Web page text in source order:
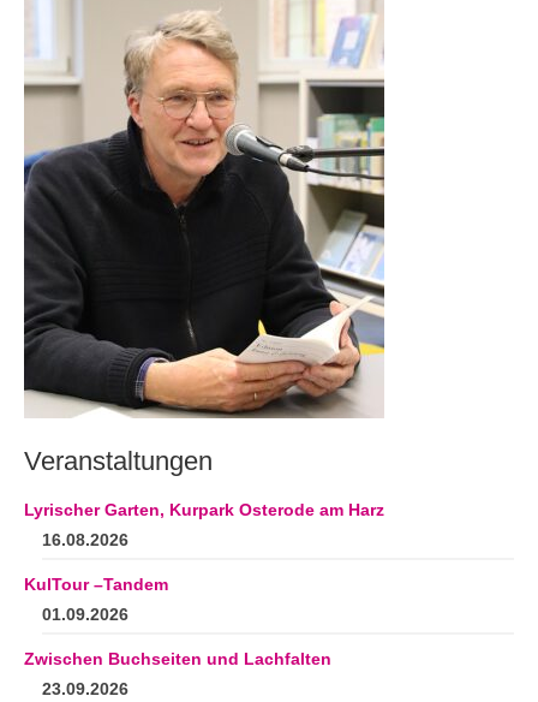
Veranstaltungen
Andenken
Neuerscheinungen von Mitgliedern
Ausschreibungen
Leipziger Lyrikbibliothek
Lyrikschaufenster im Literaturhaus Leipzig
Mitglied werden
Veranstaltungen
Lyrischer Garten, Kurpark Osterode am Harz
16.08.2026
KulTour –Tandem
01.09.2026
Zwischen Buchseiten und Lachfalten
23.09.2026